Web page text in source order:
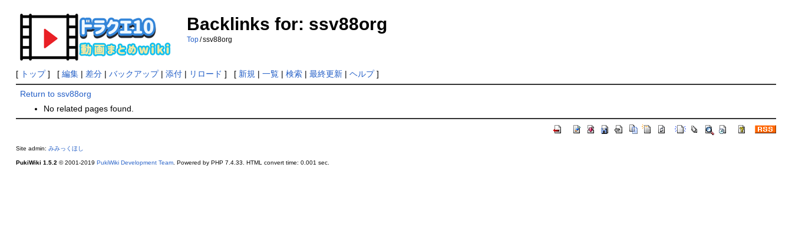
Backlinks for: ssv88org
Top/ssv88org
[ トップ] [ 編集| 差分| バックアップ| 添付| リロード ] [ 新規 | 一覧| 検索| 最終更新| ヘルプ]
Return to ssv88org
No related pages found.
Site admin: みみっくほし
PukiWiki 1.5.2 © 2001-2019 PukiWiki Development Team. Powered by PHP 7.4.33. HTML convert time: 0.001 sec.